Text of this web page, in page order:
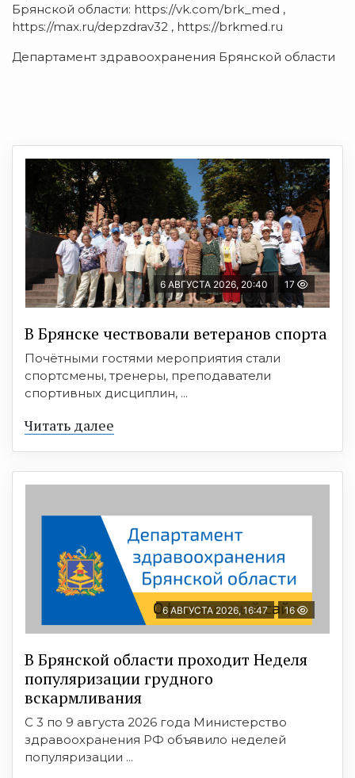
Брянской области: https://vk.com/brk_med ,
https://max.ru/depzdrav32 , https://brkmed.ru
Департамент здравоохранения Брянской области
6 АВГУСТА 2026, 20:40 17
В Брянске чествовали ветеранов спорта
Почётными гостями мероприятия стали
спортсмены, тренеры, преподаватели
спортивных дисциплин, ...
Читать далее
6 АВГУСТА 2026, 16:47 16
В Брянской области проходит Неделя
популяризации грудного
вскармливания
С 3 по 9 августа 2026 года Министерство
здравоохранения РФ объявило неделей
популяризации ...